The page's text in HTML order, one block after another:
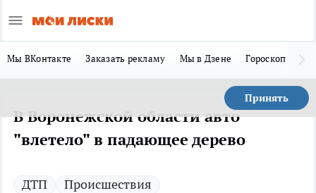
Мы ВКонтакте Заказать рекламу Мы в Дзене Гороскоп
Принять
В Воронежской области авто
"влетело" в падающее дерево
ДТП Происшествия